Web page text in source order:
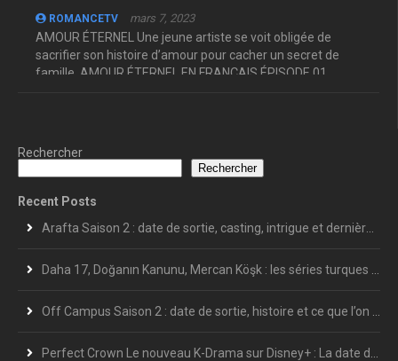
ROMANCETV mars 7, 2023
AMOUR ÉTERNEL Une jeune artiste se voit obligée de
sacrifier son histoire d’amour pour cacher un secret de
famille. AMOUR ÉTERNEL EN FRANÇAIS ÉPISODE 01
Rechercher
Rechercher
Recent Posts
Arafta Saison 2 : date de sortie, casting, intrigue et dernières informations
Daha 17, Doğanın Kanunu, Mercan Köşk : les séries turques les plus attendues de l’été 2026
Off Campus Saison 2 : date de sortie, histoire et ce que l’on sait déjà
Perfect Crown Le nouveau K-Drama sur Disney+ : La date de sortie en France et le calendrier complet des épisodes